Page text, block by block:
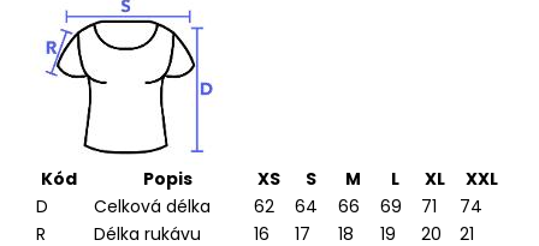
Kód Popis XS S M L XL
XXL
D
Celková délka 62 64 66 69 71
74
R
Délka rukávu 16 17 18 19 20
21